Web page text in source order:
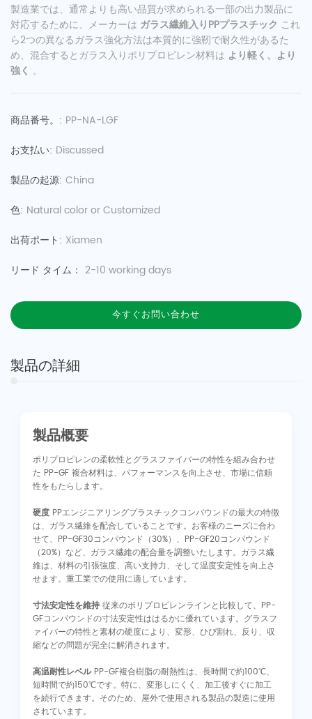
製造業では、通常よりも高い品質が求められる一部の出力製品に
対応するために、メーカーは ガラス繊維入りPPプラスチック これ
ら2つの異なるガラス強化方法は本質的に強靭で耐久性があるた
め、混合するとガラス入りポリプロピレン材料は より軽く、より
強く 。
商品番号。: PP-NA-LGF
お支払い: Discussed
製品の起源: China
色: Natural color or Customized
出荷ポート: Xiamen
リード タイム： 2-10 working days
今すぐお問い合わせ
製品の詳細
製品概要
ポリプロピレンの柔軟性とグラスファイバーの特性を組み合わせ
た PP-GF 複合材料は、パフォーマンスを向上させ、市場に信頼
性をもたらします。
硬度 PPエンジニアリングプラスチックコンパウンドの最大の特徴
は、ガラス繊維を配合していることです。お客様のニーズに合わ
せて、PP-GF30コンパウンド（30%）、PP-GF20コンパウンド
（20%）など、ガラス繊維の配合量を調整いたします。ガラス繊
維は、材料の引張強度、高い支持力、そして温度安定性を向上さ
せます。重工業での使用に適しています。
寸法安定性を維持 従来のポリプロピレンラインと比較して、PP-
GFコンパウンドの寸法安定性ははるかに優れています。グラスフ
ァイバーの特性と素材の硬度により、変形、ひび割れ、反り、収
縮などの問題が完全に解消されます。
高温耐性レベル PP-GF複合樹脂の耐熱性は、長時間で約100℃、
短時間で約150℃です。特に、変形しにくく、加工後すぐに加工
を続行できます。そのため、屋外で使用される製品の製造に使用
されています。